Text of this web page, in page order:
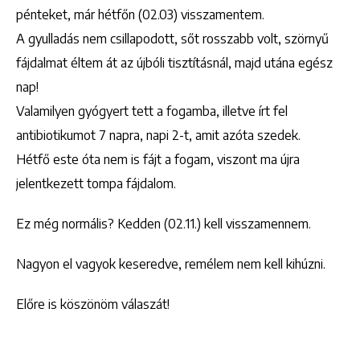
pénteket, már hétfőn (02.03) visszamentem.
A gyulladás nem csillapodott, sőt rosszabb volt, szörnyű
fájdalmat éltem át az újbóli tisztításnál, majd utána egész
nap!
Valamilyen gyógyert tett a fogamba, illetve írt fel
antibiotikumot 7 napra, napi 2-t, amit azóta szedek.
Hétfő este óta nem is fájt a fogam, viszont ma újra
jelentkezett tompa fájdalom.
Ez még normális? Kedden (02.11.) kell visszamennem.
Nagyon el vagyok keseredve, remélem nem kell kihúzni.
Előre is köszönöm válaszát!